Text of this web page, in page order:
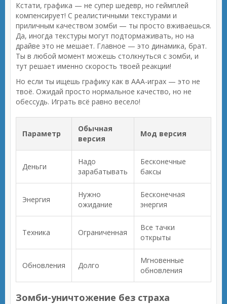
Кстати, графика — не супер шедевр, но геймплей
компенсирует! С реалистичными текстурами и
приличным качеством зомби — ты просто вживаешься.
Да, иногда текстуры могут подтормаживать, но на
драйве это не мешает. Главное — это динамика, брат.
Ты в любой момент можешь столкнуться с зомби, и
тут решает именно скорость твоей реакции!
Но если ты ищешь графику как в AAA-играх — это не
твоё. Ожидай просто нормальное качество, но не
обессудь. Играть всё равно весело!
Параметр
Обычная
версия
Мод версия
Деньги
Надо
зарабатывать
Бесконечные
баксы
Энергия
Нужно
ожидание
Бесконечная
энергия
Техника Ограниченная
Все тачки
открыты
Обновления Долго
Мгновенные
обновления
Зомби-уничтожение без страха